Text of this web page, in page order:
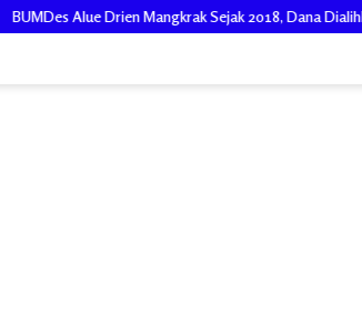
Mangkrak Sejak 2018, Dana Dialihkan Saat Covid-19,